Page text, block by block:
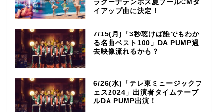
ラグーナテンボス夏プールCMタ
イアップ曲に決定！
7/15(月)「3秒聴けば誰でもわか
る名曲ベスト100」DA PUMP過
去映像流れるかも？
6/26(水)「テレ東ミュージックフ
ェス2024」出演者タイムテーブ
ルDA PUMP出演！